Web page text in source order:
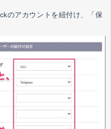
のアカウントを紐付け、「保